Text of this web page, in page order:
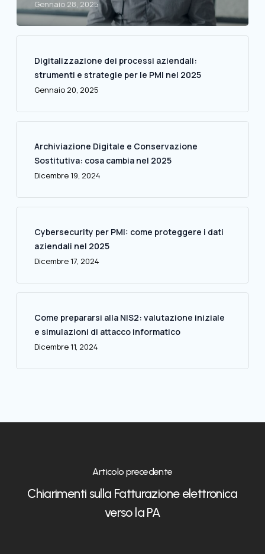
Gennaio 28, 2025
Digitalizzazione dei processi aziendali:
strumenti e strategie per le PMI nel 2025
Gennaio 20, 2025
Archiviazione Digitale e Conservazione
Sostitutiva: cosa cambia nel 2025
Dicembre 19, 2024
Cybersecurity per PMI: come proteggere i dati
aziendali nel 2025
Dicembre 17, 2024
Come prepararsi alla NIS2: valutazione iniziale
e simulazioni di attacco informatico
Dicembre 11, 2024
Articolo precedente
Chiarimenti sulla Fatturazione elettronica
verso la PA